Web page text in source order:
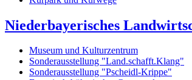
Niederbayerisches
Museum und Kulturzentrum
Sonderausstellung "Land.schafft.Klang"
Sonderausstellung "Pscheidl-Krippe"